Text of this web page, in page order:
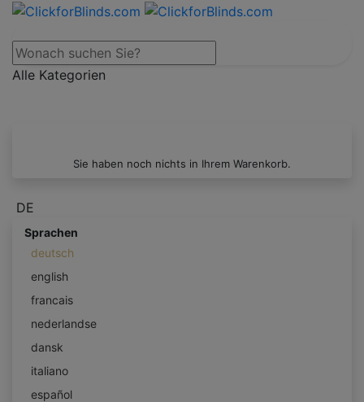
Alle Kategorien
Sie haben noch nichts in Ihrem Warenkorb.
DE
Sprachen
deutsch
english
francais
nederlandse
dansk
italiano
español